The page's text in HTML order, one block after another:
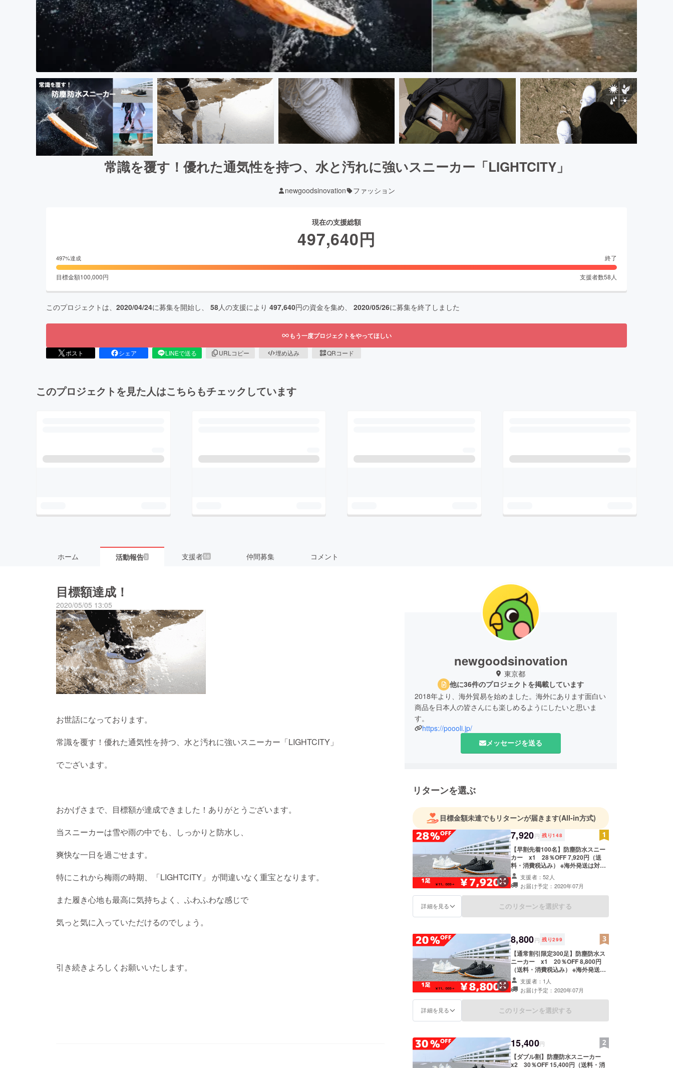
常識を覆す！優れた通気性を持つ、水と汚れに強いスニーカー「LIGHTCITY」
newgoodsinovation ファッション
現在の支援総額
497,640円
497%達成 終了
目標金額100,000円 支援者数58 人
このプロジェクトは、 2020/04/24に募集を開始し、 58人の支援により 497,640円の資金を集め、 2020/05/26に募集を終了しました
もう一度プロジェクトをやってほしい
ポスト シェア LINEで送る URLコピー 埋め込み QRコード
このプロジェクトを見た人はこちらもチェックしています
ホーム 活動報告3 支援者58 仲間募集 コメント
目標額達成！
2020/05/05 13:05
お世話になっております。
常識を覆す！優れた通気性を持つ、水と汚れに強いスニーカー「LIGHTCITY」
でございます。
おかげさまで、目標額が達成できました！ありがとうございます。
当スニーカーは雪や雨の中でも、しっかりと防水し、
爽快な一日を過ごせます。
特にこれから梅雨の時期、「LIGHTCITY」 が間違いなく重宝となります。
また履き心地も最高に気持ちよく、ふわふわな感じで
気っと気に入っていただけるのでしょう。
引き続きよろしくお願いいたします。
newgoodsinovation
東京都
他に36件のプロジェクトを掲載しています
2018年より、海外貿易を始めました。海外にあります面白い
商品を日本人の皆さんにも楽しめるようにしたいと思いま
す。
https://poooli.jp/
メッセージを送る
リターンを選ぶ
目標金額未達でもリターンが届きます(All-in方式)
7,920円 残り148
【早割先着100名】防塵防水スニー
カー x1 28％OFF 7,920円（送
料・消費税込み） ※海外発送は対応
しておりません。 ［一般販売予定価
格11,000円（税込）］ ※皆様のご支
援により量産効率が向上した場合、
正規販売価格が販売予定価格より下
がる可能性もございます。 ※デザイ
程上の都合等により出荷時期が遅れ
る場合があります。
支援者：52人
お届け予定：2020年07月
詳細を見る このリターンを選択する
8,800円 残り299
【通常割引限定300足】防塵防水ス
ニーカー x1 20％OFF 8,800円
（送料・消費税込み） ※海外発送は
対応しておりません。 ［一般販売予
定価格11,000円（税込）］ ※皆様の
ご支援により量産効率が向上した場
合、正規販売価格が販売予定価格よ
り下がる可能性もございます。 ※デ
造工程上の都合等により出荷時期が
遅れる場合があります。
支援者：1人
お届け予定：2020年07月
詳細を見る このリターンを選択する
15,400円
【ダブル割】防塵防水スニーカー
x2 30％OFF 15,400円（送料・消